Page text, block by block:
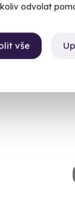
odvolat
vše